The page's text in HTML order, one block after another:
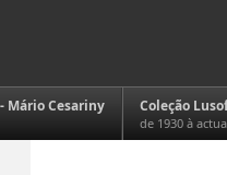
Mário Cesariny Coleção
de 1930 à